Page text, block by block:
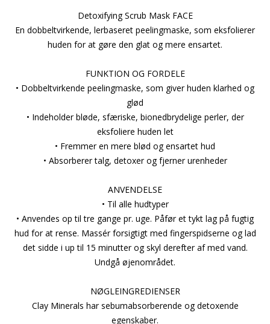
Detoxifying Scrub Mask FACE
En dobbeltvirkende, lerbaseret peelingmaske, som eksfolierer
huden for at gøre den glat og mere ensartet.
FUNKTION OG FORDELE
• Dobbeltvirkende peelingmaske, som giver huden klarhed og
glød
• Indeholder bløde, sfæriske, bionedbrydelige perler, der
eksfoliere huden let
• Fremmer en mere blød og ensartet hud
• Absorberer talg, detoxer og fjerner urenheder
ANVENDELSE
• Til alle hudtyper
• Anvendes op til tre gange pr. uge. Påfør et tykt lag på fugtig
hud for at rense. Massér forsigtigt med fingerspidserne og lad
det sidde i up til 15 minutter og skyl derefter af med vand.
Undgå øjenområdet.
NØGLEINGREDIENSER
Clay Minerals har sebumabsorberende og detoxende
egenskaber.